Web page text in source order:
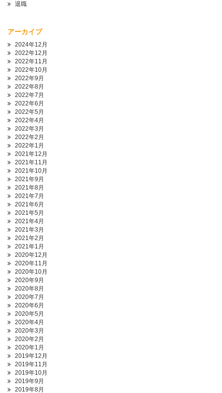
退職
アーカイブ
2024年12月
2022年12月
2022年11月
2022年10月
2022年9月
2022年8月
2022年7月
2022年6月
2022年5月
2022年4月
2022年3月
2022年2月
2022年1月
2021年12月
2021年11月
2021年10月
2021年9月
2021年8月
2021年7月
2021年6月
2021年5月
2021年4月
2021年3月
2021年2月
2021年1月
2020年12月
2020年11月
2020年10月
2020年9月
2020年8月
2020年7月
2020年6月
2020年5月
2020年4月
2020年3月
2020年2月
2020年1月
2019年12月
2019年11月
2019年10月
2019年9月
2019年8月